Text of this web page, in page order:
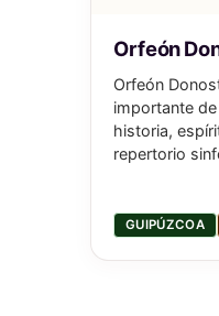
Orfeón
Orfeón
importante
historia,
repertorio
GUIPÚZCOA